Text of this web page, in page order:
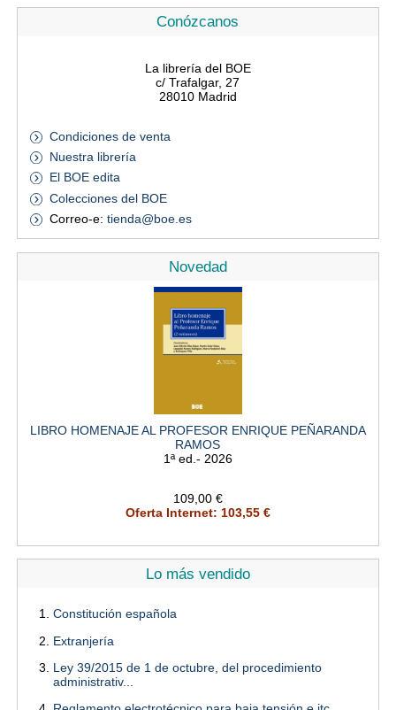
Conózcanos
La librería del BOE
c/ Trafalgar, 27
28010 Madrid
Condiciones de venta
Nuestra librería
El BOE edita
Colecciones del BOE
Correo-e: tienda@boe.es
Novedad
LIBRO HOMENAJE AL PROFESOR ENRIQUE PEÑARANDA
RAMOS
1ª ed.- 2026
109,00 €
Oferta Internet: 103,55 €
Lo más vendido
Constitución española
Extranjería
Ley 39/2015 de 1 de octubre, del procedimiento
administrativ...